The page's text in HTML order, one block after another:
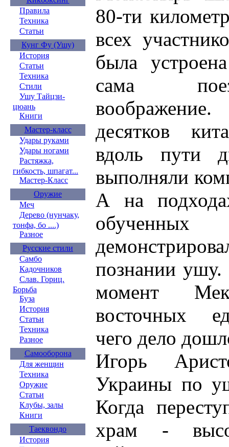
Правила
Техника
Статьи
Кунг Фу (Ушу)
История
Статьи
Техника
Стили
Ушу Тайцзи-
цюань
Книги
Мастер-класс
Удары руками
Удары ногами
Растяжка,
гибкость, шпагат...
Мастер-Класс
Оружие
Меч
Дерево (нунчаку,
тонфа, бо ....)
Разное
Русские стили
Самбо
Кадочников
Слав. Гориц.
Борьба
Буза
История
Статьи
Техника
Разное
Самооборона
Для женщин
Техника
Оружие
Статьи
Клубы, залы
Книги
Таеквондо
История
80-ти
всех
была
сама
десятков
вдоль пути
выполняли
А на
познании ушу.
момент
восточных
чего дело
Игорь
Украины по
Когда
храм -